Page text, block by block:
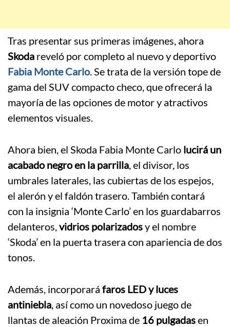
Tras presentar sus primeras imágenes, ahora
Skoda reveló por completo al nuevo y deportivo
Fabia Monte Carlo. Se trata de la versión tope de
gama del SUV compacto checo, que ofrecerá la
mayoría de las opciones de motor y atractivos
elementos visuales.
Ahora bien, el Skoda Fabia Monte Carlo lucirá un
acabado negro en la parrilla, el divisor, los
umbrales laterales, las cubiertas de los espejos,
el alerón y el faldón trasero. También contará
con la insignia ‘Monte Carlo’ en los guardabarros
delanteros,vidrios polarizadosy el nombre
‘Skoda’ en la puerta trasera con apariencia de dos
tonos.
Además, incorporará faros LED y luces
antiniebla, así como un novedoso juego de
llantas de aleación Proxima de 16 pulgadasen